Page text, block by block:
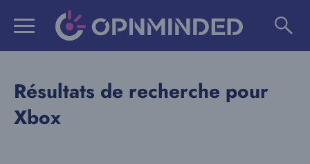
Résultats de recherche pour
Xbox